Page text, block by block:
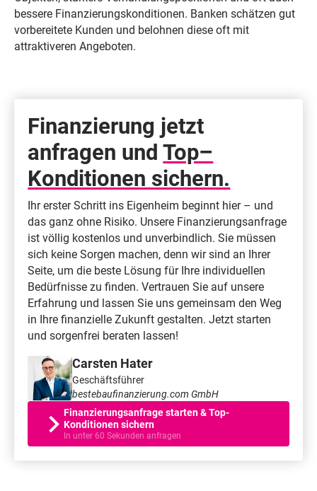
bessere Finanzierungskonditionen. Banken schätzen gut
vorbereitete Kunden und belohnen diese oft mit
attraktiveren Angeboten.
Finanzierung jetzt
anfragen undTop–
Konditionen sichern.
Ihr erster Schritt ins Eigenheim beginnt hier – und
das ganz ohne Risiko. Unsere Finanzierungsanfrage
ist völlig kostenlos und unverbindlich. Sie müssen
sich keine Sorgen machen, denn wir sind an Ihrer
Seite, um die beste Lösung für Ihre individuellen
Bedürfnisse zu finden. Vertrauen Sie auf unsere
Erfahrung und lassen Sie uns gemeinsam den Weg
in Ihre finanzielle Zukunft gestalten. Jetzt starten
und sorgenfrei beraten lassen!
Carsten Hater
Geschäftsführer
bestebaufinanzierung.com GmbH
Finanzierungsanfrage starten & Top-
Konditionen sichern
In unter 60 Sekunden anfragen